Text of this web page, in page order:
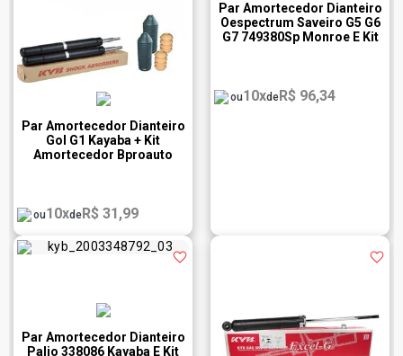
Par Amortecedor Dianteiro
Gol G1 Kayaba + Kit
Amortecedor Bproauto
ou10xdeR$ 31,99
Par Amortecedor Dianteiro
Oespectrum Saveiro G5 G6
G7 749380Sp Monroe E Kit
ou10xdeR$ 96,34
Par Amortecedor Dianteiro
Palio 338086 Kayaba E Kit